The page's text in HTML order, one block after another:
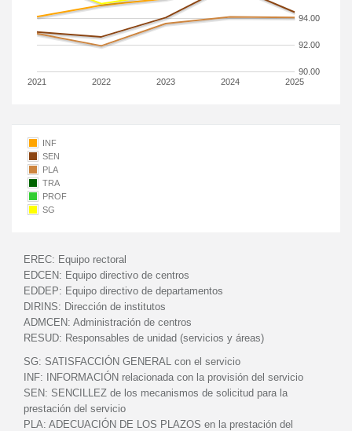
2021 2022 2023 2024 2025
90.00
92.00
94.00
INF
SEN
PLA
TRA
PROF
SG
EREC: Equipo rectoral
EDCEN: Equipo directivo de centros
EDDEP: Equipo directivo de departamentos
DIRINS: Dirección de institutos
ADMCEN: Administración de centros
RESUD: Responsables de unidad (servicios y áreas)
SG: SATISFACCIÓN GENERAL con el servicio
INF:
INFORMACIÓN relacionada con la provisión del servicio
SEN: SENCILLEZ de los mecanismos de solicitud para la
prestación del servicio
PLA: ADECUACIÓN DE LOS PLAZOS en la prestación del